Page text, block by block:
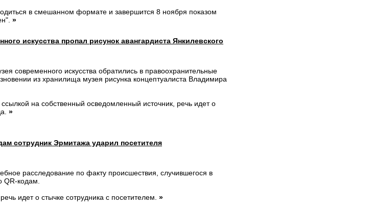
в смешанном формате и завершится 8 ноября показом
»
искусства пропал рисунок авангардиста Янкилевского
современного искусства обратились в правоохранительные
из хранилища музея рисунка концептуалиста Владимира
на собственный осведомленный источник, речь идет о
»
сотрудник Эрмитажа ударил посетителя
расследование по факту происшествия, случившегося в
QR-кодам.
идет о стычке сотрудника с посетителем. »